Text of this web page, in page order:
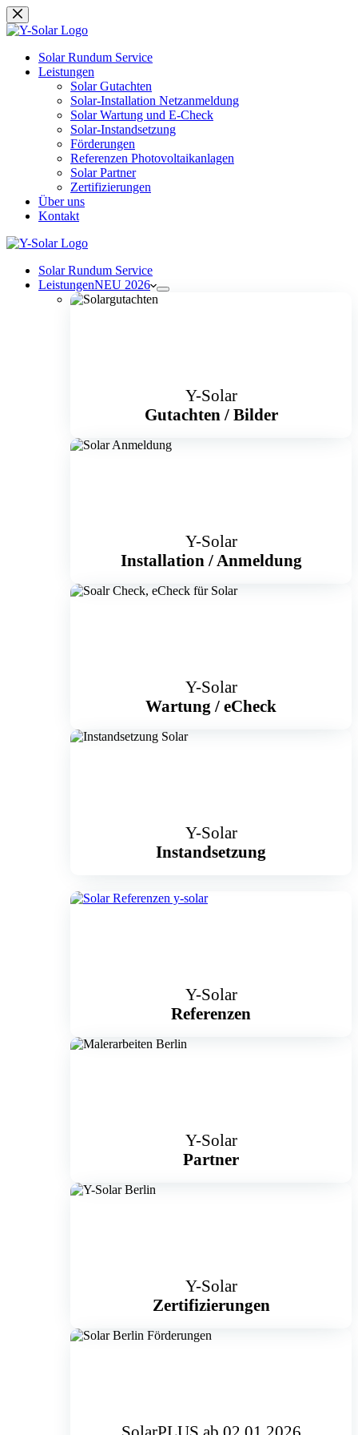
Zum
Inhalt
Solar Rundum Service
Leistungen
Solar Gutachten
Solar-Installation Netzanmeldung
Solar Wartung und E-Check
Solar-Instandsetzung
Förderungen
Referenzen Photovoltaikanlagen
Solar Partner
Zertifizierungen
Über uns
Kontakt
Solar Rundum Service
LeistungenNEU 2026
Y-Solar
Gutachten / Bilder
Y-Solar
Installation / Anmeldung
Y-Solar
Wartung / eCheck
Y-Solar
Instandsetzung
Y-Solar
Referenzen
Y-Solar
Partner
Y-Solar
Zertifizierungen